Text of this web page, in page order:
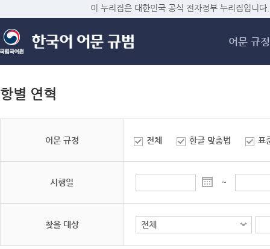
메
이 누리집은 대한민국 공식 전자정부 누리집입니다.
어문 규정
항별 연혁
어문 규정 전체 한글 맞춤법 표
시행일 ~
찾을 대상